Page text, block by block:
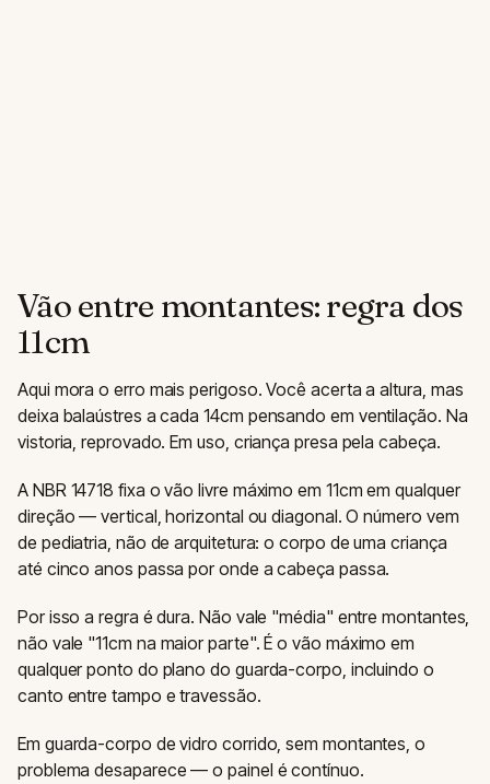
Vão entre montantes: regra dos
11cm
Aqui mora o erro mais perigoso. Você acerta a altura, mas
deixa balaústres a cada 14cm pensando em ventilação. Na
vistoria, reprovado. Em uso, criança presa pela cabeça.
A NBR 14718 fixa o vão livre máximo em 11cm em qualquer
direção — vertical, horizontal ou diagonal. O número vem
de pediatria, não de arquitetura: o corpo de uma criança
até cinco anos passa por onde a cabeça passa.
Por isso a regra é dura. Não vale "média" entre montantes,
não vale "11cm na maior parte". É o vão máximo em
qualquer ponto do plano do guarda-corpo, incluindo o
canto entre tampo e travessão.
Em guarda-corpo de vidro corrido, sem montantes, o
problema desaparece — o painel é contínuo.